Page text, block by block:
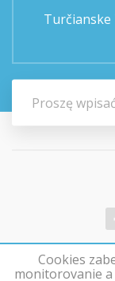
Turčianske
Cookies
monitorovanie